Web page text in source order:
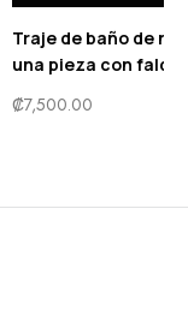
Vestido de niña
elegante con lazo y